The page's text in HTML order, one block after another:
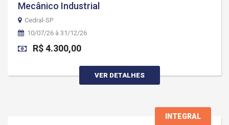
Mecânico Industrial
Cedral-SP
10/07/26 à 31/12/26
R$ 4.300,00
VER DETALHES
INTEGRAL